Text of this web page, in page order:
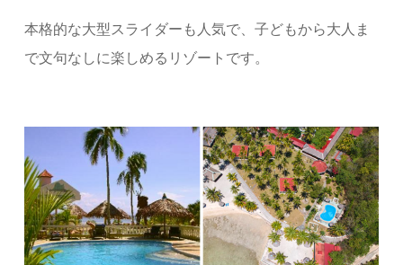
本格的な大型スライダーも人気で、子どもから大人ま
で文句なしに楽しめるリゾートです。